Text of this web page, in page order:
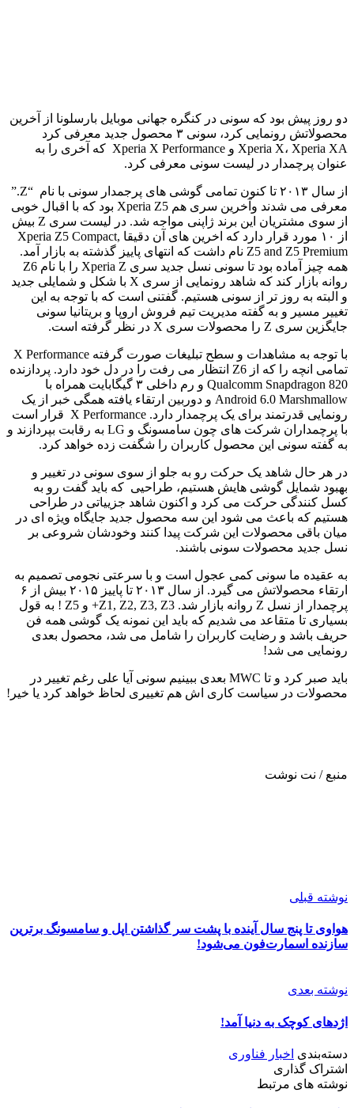
دو روز پیش بود که سونی در کنگره جهانی موبایل بارسلونا از آخرین
محصولاتش رونمایی کرد، سونی ۳ محصول جدید معرفی کرد
Xperia X، Xperia XA و Xperia X Performance که آخری را به
عنوان پرچمدار در لیست سونی معرفی کرد.
از سال ۲۰۱۳ تا کنون تمامی گوشی های پرجمدار سونی با نام “Z.”
معرفی می شدند وآخرین سری هم Xperia Z5 بود که با اقبال خوبی
از سوی مشتریان این برند ژاپنی مواجه شد. در لیست سری Z بیش
از ۱۰ مورد قرار دارد که اخرین های آن دقیقا Xperia Z5 Compact,
Z5 and Z5 Premium نام داشت که انتهای پاییز گذشته به بازار آمد.
همه چیز آماده بود تا سونی نسل جدید سری Xperia Z را با نام Z6
روانه بازار کند که شاهد رونمایی از سری X با شکل و شمایلی جدید
و البته به روز تر از سونی هستیم. گفتنی است که با توجه به این
تغییر مسیر و به گفته مدیریت تیم فروش اروپا و بریتانیا سونی
جایگزین سری Z را محصولات سری X در نظر گرفته است.
با توجه به مشاهدات و سطح تبلیغات صورت گرفته X Performance
تمامی انچه را که از Z6 انتظار می رفت را در دل خود دارد. پردازنده
Qualcomm Snapdragon 820 و رم داخلی ۳ گیگابایت همراه با
Android 6.0 Marshmallow و دوربین ارتقاء یافته همگی خبر از یک
رونمایی قدرتمند برای یک پرچمدار دارد. X Performance قرار است
با پرچمداران شرکت های چون سامسونگ و LG به رقابت بپردازند و
به گفته سونی این محصول کاربران را شگفت زده خواهد کرد.
در هر حال شاهد یک حرکت رو به جلو از سوی سونی در تغییر و
بهبود شمایل گوشی هایش هستیم، طراحیی که باید گفت رو به
کسل کنندگی حرکت می کرد و اکنون شاهد جزییاتی در طراحی
هستیم که باعث می شود این سه محصول جدید جایگاه ویژه ای در
میان باقی محصولات این شرکت پیدا کنند وخودشان شروعی بر
نسل جدید محصولات سونی باشند.
به عقیده ما سونی کمی عجول است و با سرعتی نجومی تصمیم به
ارتقاء محصولاتش می گیرد. از سال ۲۰۱۳ تا پاییز ۲۰۱۵ بیش از ۶
پرچمدار از نسل Z روانه بازار شد. Z1, Z2, Z3, Z3+ و Z5 ! به قول
بسیاری تا متقاعد می شدیم که باید این نمونه یک گوشی همه فن
حریف باشد و رضایت کاربران را شامل می شد، محصول بعدی
رونمایی می شد!
باید صبر کرد و تا MWC بعدی ببینیم سونی آیا علی رغم تغییر در
محصولات در سیاست کاری اش هم تغییری لحاظ خواهد کرد یا خیر!
منبع / نت نوشت
نوشته قبلی
هواوی تا پنج سال آینده با پشت سر گذاشتن اپل و سامسونگ برترین
سازنده اسمارت‌فون می‌شود!
نوشته بعدی
اژدهای کوچک به دنیا آمد!
دسته‌بندی اخبار فناوری
اشتراک گذاری
نوشته های مرتبط